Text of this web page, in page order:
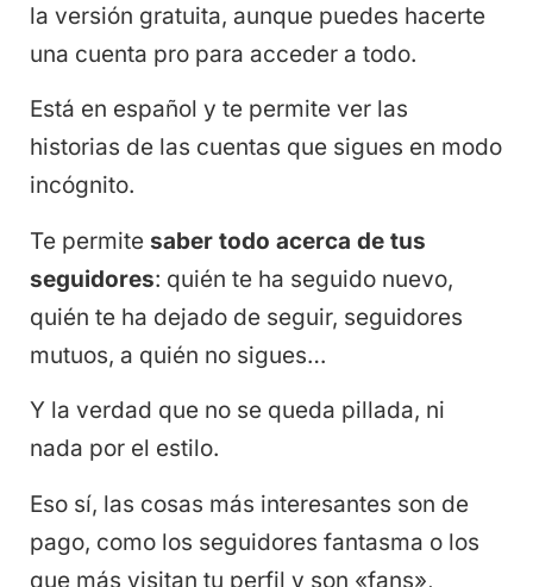
la versión gratuita, aunque puedes hacerte
una cuenta pro para acceder a todo.
Está en español y te permite ver las
historias de las cuentas que sigues en modo
incógnito.
Te permite saber todo acerca de tus
seguidores: quién te ha seguido nuevo,
quién te ha dejado de seguir, seguidores
mutuos, a quién no sigues…
Y la verdad que no se queda pillada, ni
nada por el estilo.
Eso sí, las cosas más interesantes son de
pago, como los seguidores fantasma o los
que más visitan tu perfil y son «fans»,